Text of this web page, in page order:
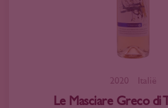
2020 Italië
Le Masciare Greco di